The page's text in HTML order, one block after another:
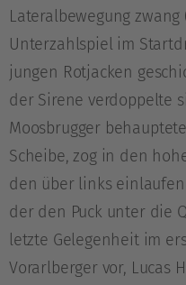
Lateralbewegung zwang
Unterzahlspiel im
jungen Rotjacken
der Sirene verdoppelte
Moosbrugger
Scheibe, zog in den
den über links
der den Puck unter die
letzte Gelegenheit im
Vorarlberger vor, Lucas